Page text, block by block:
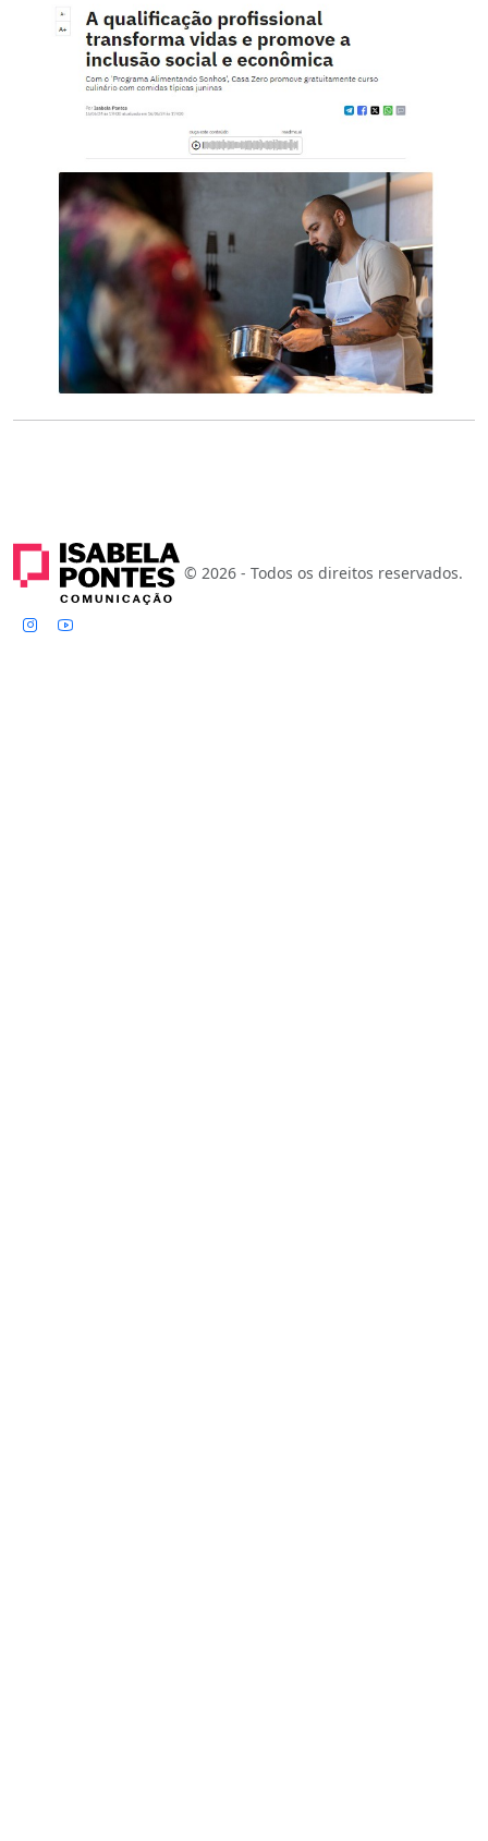
© 2026 - Todos os direitos reservados.